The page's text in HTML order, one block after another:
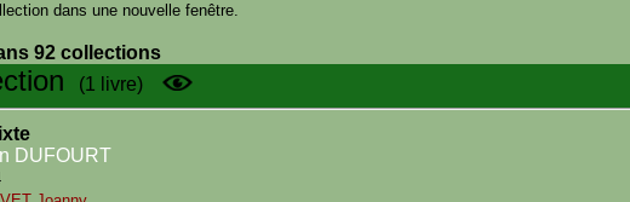
dans une nouvelle fenêtre.
92 collections
(1 livre)
DUFOURT